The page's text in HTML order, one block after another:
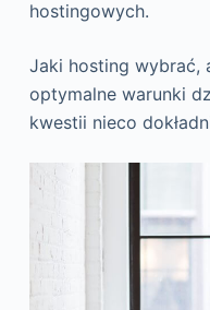
hostingowych.
Jaki hosting wybrać,
optymalne warunki
kwestii nieco